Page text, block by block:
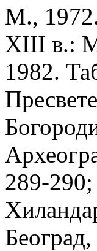
М.,
XIII в.:
1982.
289-290;